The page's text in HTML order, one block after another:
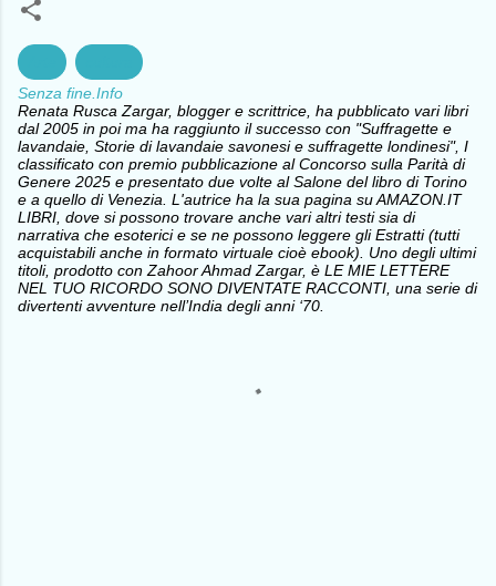
Senza fine.Info
Renata Rusca Zargar, blogger e scrittrice, ha pubblicato vari libri
dal 2005 in poi ma ha raggiunto il successo con "Suffragette e
lavandaie, Storie di lavandaie savonesi e suffragette londinesi", I
classificato con premio pubblicazione al Concorso sulla Parità di
Genere 2025 e presentato due volte al Salone del libro di Torino
e a quello di Venezia. L'autrice ha la sua pagina su AMAZON.IT
LIBRI, dove si possono trovare anche vari altri testi sia di
narrativa che esoterici e se ne possono leggere gli Estratti (tutti
acquistabili anche in formato virtuale cioè ebook). Uno degli ultimi
titoli, prodotto con Zahoor Ahmad Zargar, è LE MIE LETTERE
NEL TUO RICORDO SONO DIVENTATE RACCONTI, una serie di
divertenti avventure nell’India degli anni ‘70.